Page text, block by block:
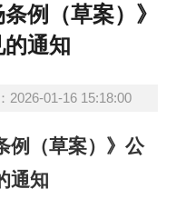
例（草案）》
通知
2026-01-16 15:18:00
例（草案）》公
通知